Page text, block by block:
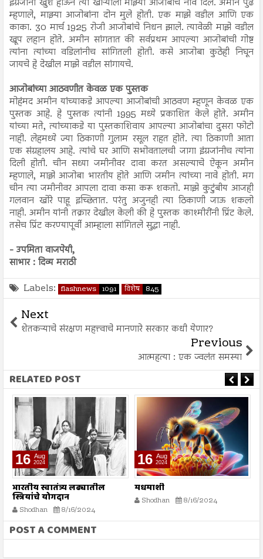
म्हणाले, माझ्या आजोबांना दोन मुले होती. एक माझे वडील आणि एक
काका. 30 मार्च 1925 रोजी आजोबांचे निधन झाले. त्यावेळी माझे वडील
खूप लहान होते. अमीन सांगतात की सर्वप्रथम आपल्या आजोबांची गोष्ट
त्यांना त्यांच्या वडिलांनीच सांगितली होती. कसे आजोबा कुठेही निघून
जायचे हे देखील माझे वडील सांगायचे.
आजोबांच्या आठवणीत केवळ एक पुस्तक
मोहंमद अमीन यांच्याकडे आपल्या आजोबांची आठवण म्हणून केवळ एक
पुस्तक आहे. हे पुस्तक त्यांनी 1995 मध्ये प्रकाशित केले होते. अमीन
यांच्या मते, त्यांच्याकडे या पुस्तकाशिवाय आपल्या आजोबांचा दुसरा फोटो
नाही. लेहमध्ये ज्या ठिकाणी गुलाम रसूल राहत होते. त्या ठिकाणी आता
एक संग्रहालय आहे. त्यांचे घर आणि सभोवतालची जागा इंग्रजांनीच त्यांना
दिली होती. चीन सध्या जमीनीवर दावा करत असल्याचे ऐकून अमीन
म्हणाले, माझे आजोबा भारतीय होते आणि जमीन त्यांच्या नावे होती. मग
चीन त्या जमीनीवर आपला दावा कसा करू शकतो. माझे कुटुंबीय आजही
गलवान खोरे पाहू इच्छितात. परंतु अजुनही त्या ठिकाणी जाऊ शकलो
नाही. अमीन यांनी तक्रार देखील केली की हे पुस्तक काश्मीरींनी प्रिंट केले.
तसेच प्रिंट करण्यापूर्वी आम्हाला सांगितले सुद्धा नाही.
- उपमिता वाजपेयी,
साभार : दिव्य मराठी
Labels: flashnews 1091 विशेष 845
Next
शेतकऱ्याचे संरक्षण महत्त्वाचे मानणारे सरकार कधी येणार?
Previous
आत्महत्या : एक ज्वलंत समस्या
RELATED POST
16 Aug
2024
भारतीय स्वातंत्र्य लढ्यातील
स्त्रियांचे योगदान
Shodhan 8/16/2024
16 Aug
2024
मधमाशी
Shodhan 8/16/2024
POST A COMMENT